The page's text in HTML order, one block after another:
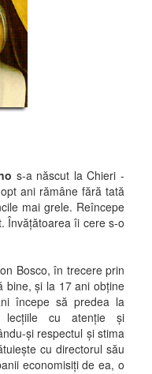
s-a născut la Chieri -
ani rămâne fără tată
mai grele. Reîncepe
Învăţătoarea îi cere s-o
Bosco, în trecere prin
bine, şi la 17 ani obţine
începe să predea la
lecţiile cu atenţie şi
şi respectul şi stima
cu directorul său
economisiţi de ea, o